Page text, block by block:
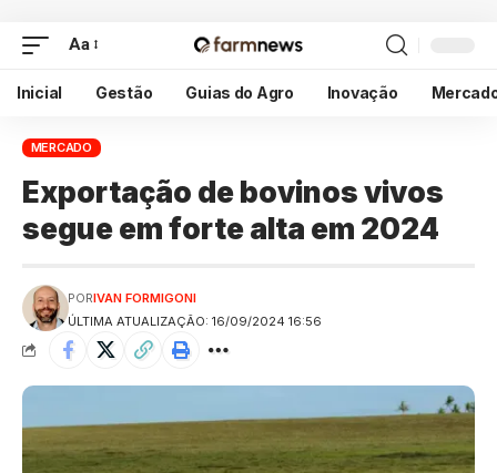
Aa
Inicial Gestão Guias do Agro Inovação
MERCADO
Exportação de bovinos vivos
segue em forte alta em 2024
ÚLTIMA ATUALIZAÇÃO: 16/09/2024 16:56
PORIVAN FORMIGONI